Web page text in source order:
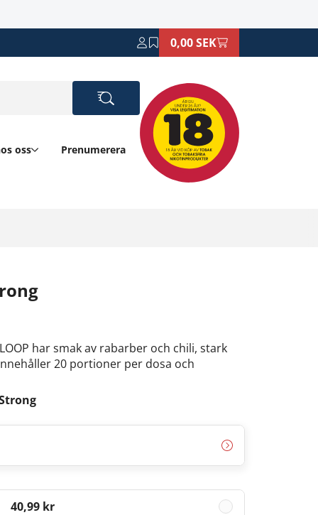
0,00 SEK
oss
Prenumerera
har smak av rabarber och chili, stark
20 portioner per dosa och
40,99 kr